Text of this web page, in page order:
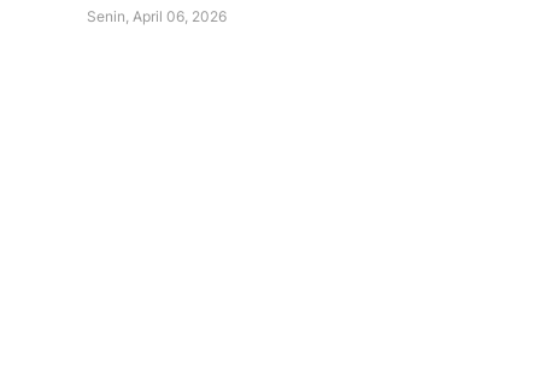
Senin, April 06, 2026